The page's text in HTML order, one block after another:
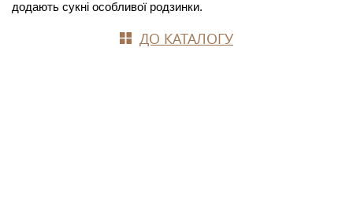
додають сукні особливої родзинки.
ДО КАТАЛОГУ